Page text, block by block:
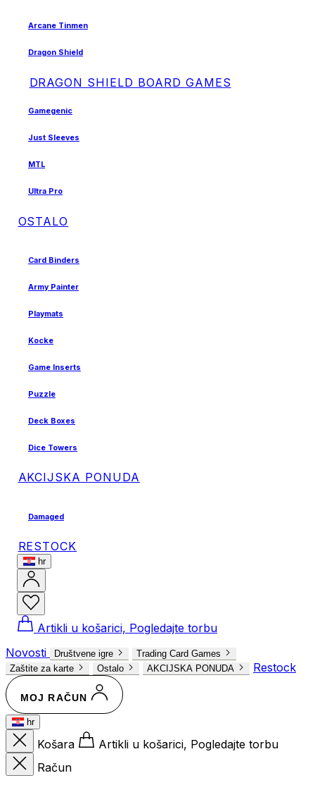
Arcane Tinmen
Dragon Shield
DRAGON SHIELD BOARD GAMES
Gamegenic
Just Sleeves
MTL
Ultra Pro
OSTALO
Card Binders
Army Painter
Playmats
Kocke
Game Inserts
Puzzle
Deck Boxes
Dice Towers
AKCIJSKA PONUDA
Damaged
RESTOCK
hr
Artikli u košarici, Pogledajte torbu
Novosti
Društvene igre
Trading Card Games
Zaštite za karte
Ostalo AKCIJSKA PONUDA Restock
MOJ RAČUN
hr
Košara
Artikli u košarici, Pogledajte torbu
Račun